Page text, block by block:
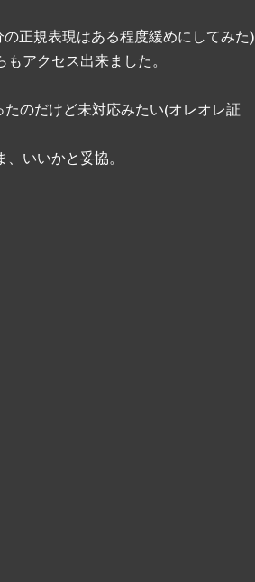
正規表現はある程度緩めにしてみた)
アクセス出来ました。
のだけど未対応みたい(オレオレ証
いいかと妥協。